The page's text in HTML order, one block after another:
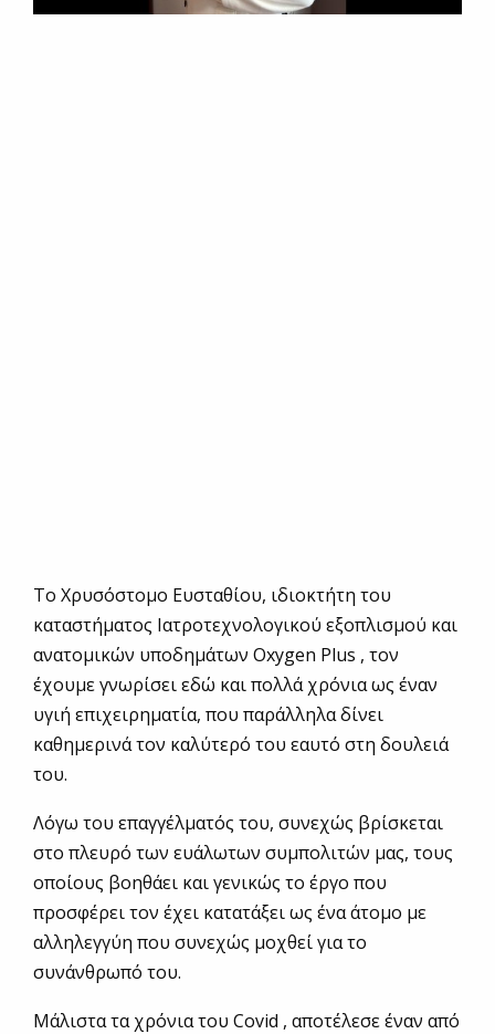
Το Χρυσόστομο Ευσταθίου, ιδιοκτήτη του
καταστήματος Ιατροτεχνολογικού εξοπλισμού και
ανατομικών υποδημάτων Oxygen Plus , τον
έχουμε γνωρίσει εδώ και πολλά χρόνια ως έναν
υγιή επιχειρηματία, που παράλληλα δίνει
καθημερινά τον καλύτερό του εαυτό στη δουλειά
του.
Λόγω του επαγγέλματός του, συνεχώς βρίσκεται
στο πλευρό των ευάλωτων συμπολιτών μας, τους
οποίους βοηθάει και γενικώς το έργο που
προσφέρει τον έχει κατατάξει ως ένα άτομο με
αλληλεγγύη που συνεχώς μοχθεί για το
συνάνθρωπό του.
Μάλιστα τα χρόνια του Covid , αποτέλεσε έναν από